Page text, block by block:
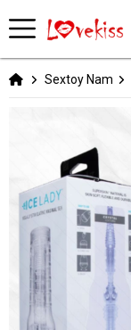
Sextoy Nam